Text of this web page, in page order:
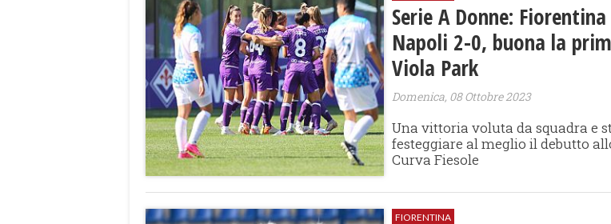
Serie A Donne:
Napoli 2-0, buona la
Viola Park
Domenica, 08 Ottobre 2023
Una vittoria voluta da squadra e
festeggiare al meglio il debutto
Curva Fiesole
FIORENTINA